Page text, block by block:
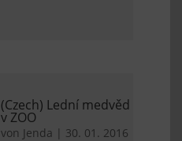
(Czech) Lední medvěd
v ZOO
von Jenda | 30. 01. 2016